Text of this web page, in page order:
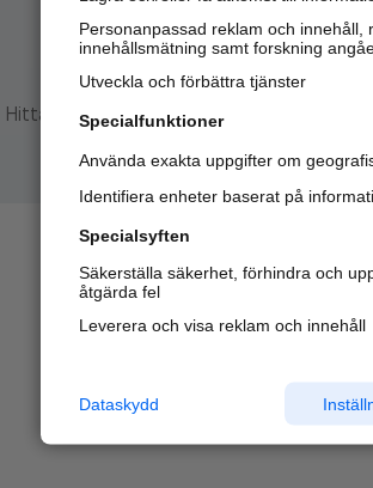
Läs mer
Hitta.se
Personanpassad reklam och innehåll,
innehållsmätning samt forskning
Utveckla och förbättra tjänster
Specialfunktioner
Använda exakta uppgifter om
Identifiera enheter baserat på
Specialsyften
Säkerställa säkerhet, förhindra och
åtgärda fel
Leverera och visa reklam och innehåll
Dataskydd